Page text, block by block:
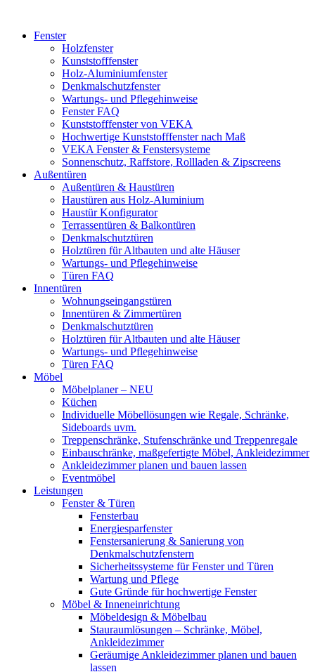
Fenster
Holzfenster
Kunststofffenster
Holz-Aluminiumfenster
Denkmalschutzfenster
Wartungs- und Pflegehinweise
Fenster FAQ
Kunststofffenster von VEKA
Hochwertige Kunststofffenster nach Maß
VEKA Fenster & Fenstersysteme
Sonnenschutz, Raffstore, Rollladen & Zipscreens
Außentüren
Außentüren & Haustüren
Haustüren aus Holz-Aluminium
Haustür Konfigurator
Terrassentüren & Balkontüren
Denkmalschutztüren
Holztüren für Altbauten und alte Häuser
Wartungs- und Pflegehinweise
Türen FAQ
Innentüren
Wohnungseingangstüren
Innentüren & Zimmertüren
Denkmalschutztüren
Holztüren für Altbauten und alte Häuser
Wartungs- und Pflegehinweise
Türen FAQ
Möbel
Möbelplaner – NEU
Küchen
Individuelle Möbellösungen wie Regale, Schränke,
Sideboards uvm.
Treppenschränke, Stufenschränke und Treppenregale
Einbauschränke, maßgefertigte Möbel, Ankleidezimmer
Ankleidezimmer planen und bauen lassen
Eventmöbel
Leistungen
Fenster & Türen
Fensterbau
Energiesparfenster
Fenstersanierung & Sanierung von
Denkmalschutzfenstern
Sicherheitssysteme für Fenster und Türen
Wartung und Pflege
Gute Gründe für hochwertige Fenster
Möbel & Inneneinrichtung
Möbeldesign & Möbelbau
Stauraumlösungen – Schränke, Möbel,
Ankleidezimmer
Geräumige Ankleidezimmer planen und bauen
lassen